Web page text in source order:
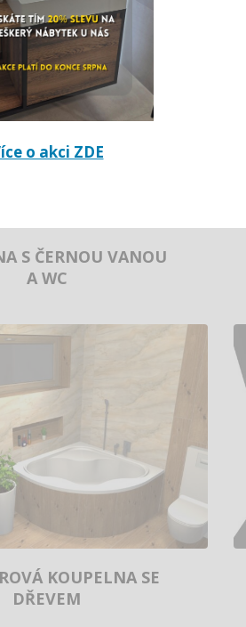
S ČERNOU VANOU
A WC
KOUPELNA SE
DŘEVEM
o akci ZDE